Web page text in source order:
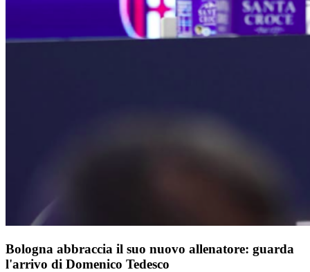
Bologna abbraccia il suo nuovo allenatore: guarda
l'arrivo di Domenico Tedesco